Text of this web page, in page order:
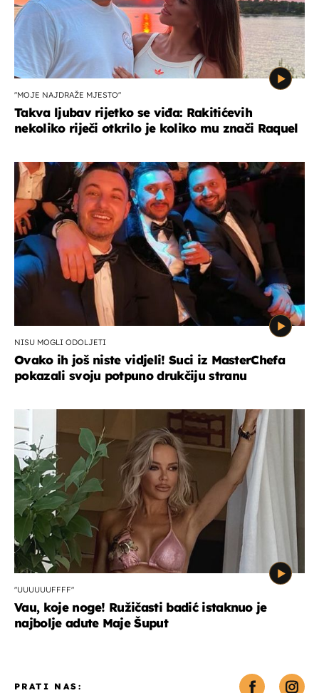
"MOJE NAJDRAŽE MJESTO"
Takva ljubav rijetko se viđa: Rakitićevih
nekoliko riječi otkrilo je koliko mu znači Raquel
NISU MOGLI ODOLJETI
Ovako ih još niste vidjeli! Suci iz MasterChefa
pokazali svoju potpuno drukčiju stranu
"UUUUUUFFFF"
Vau, koje noge! Ružičasti badić istaknuo je
najbolje adute Maje Šuput
PRATI NAS: